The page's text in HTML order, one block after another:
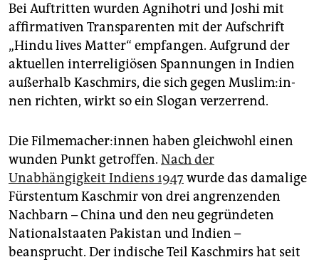
Bei Auftritten wurden Agnihotri und Joshi mit
affirmativen Transparenten mit der Aufschrift
„Hindu lives Matter“ empfangen. Aufgrund der
aktuellen interreligiösen Spannungen in Indien
außerhalb Kaschmirs, die sich gegen Mus­li­m:in­
nen richten, wirkt so ein Slogan verzerrend.
Die Fil­me­ma­che­r:in­nen haben gleichwohl einen
wunden Punkt getroffen. Nach der
Unabhängigkeit Indiens 1947 wurde das damalige
Fürstentum Kaschmir von drei angrenzenden
Nachbarn – China und den neu gegründeten
Nationalstaaten Pakistan und Indien –
beansprucht. Der indische Teil Kaschmirs hat seit